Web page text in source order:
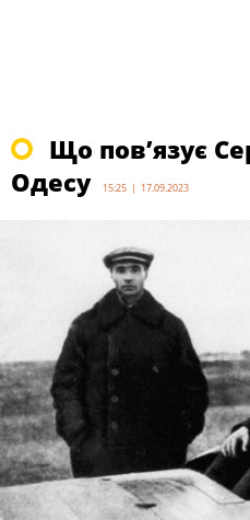
Що пов’язує
Одесу
15:25 | 17.09.2023